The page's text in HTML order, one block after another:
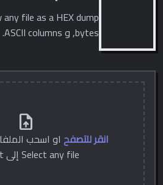
bytes, و ASCII columns.
upload_file
انقر للتصفح او اسحب
Select any file إلى inspect